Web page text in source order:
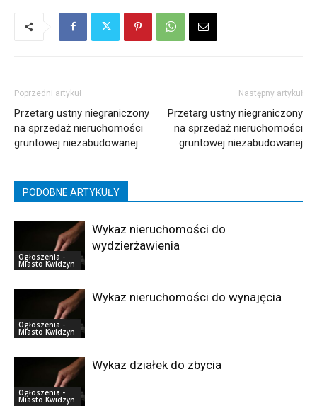
Poprzedni artykuł
Przetarg ustny niegraniczony
na sprzedaż nieruchomości
gruntowej niezabudowanej
Następny artykuł
Przetarg ustny niegraniczony
na sprzedaż nieruchomości
gruntowej niezabudowanej
PODOBNE ARTYKUŁY
Ogłoszenia -
Miasto Kwidzyn
Wykaz nieruchomości do
wydzierżawienia
Ogłoszenia -
Miasto Kwidzyn
Wykaz nieruchomości do wynajęcia
Ogłoszenia -
Miasto Kwidzyn
Wykaz działek do zbycia